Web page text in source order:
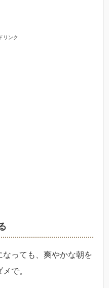
リンク
っても、爽やかな朝を
で。